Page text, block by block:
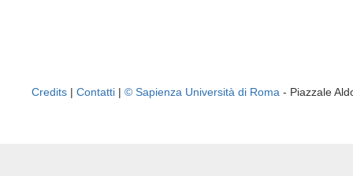
Credits | Contatti | © Sapienza Università di Roma - Piazzale